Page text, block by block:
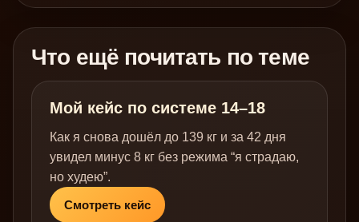
Что ещё почитать по теме
Мой кейс по системе 14–18
Как я снова дошёл до 139 кг и за 42 дня
увидел минус 8 кг без режима “я страдаю,
но худею”.
Смотреть кейс